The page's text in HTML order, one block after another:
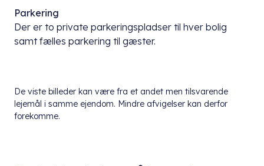
Parkering
Der er to private parkeringspladser til hver bolig
samt fælles parkering til gæster.
De viste billeder kan være fra et andet men tilsvarende
lejemål i samme ejendom. Mindre afvigelser kan derfor
forekomme.